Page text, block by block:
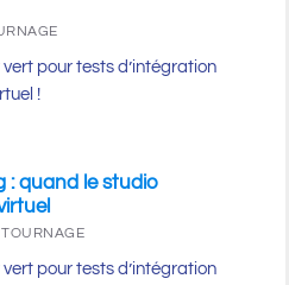
pour tests d’intégration
!
: quand le studio
TOURNAGE
pour tests d’intégration